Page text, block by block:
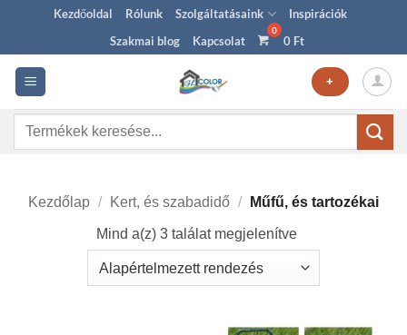
content
Kezdőoldal Rólunk Szolgáltatásaink
Inspirációk
Szakmai blog
Kapcsolat 0 Ft
+
Keresés
Kezdőlap / Kert, és szabadidő / Műfű, és tartozékai
Mind a(z) 3 találat megjelenítve